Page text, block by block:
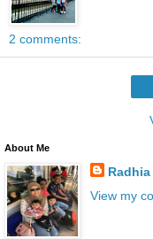
2 comments:
About Me
Radhia
View my